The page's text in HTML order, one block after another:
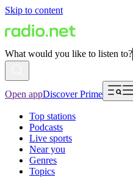
Skip to content
What would you like to listen to?
Open appDiscover Prime
Top stations
Podcasts
Live sports
Near you
Genres
Topics